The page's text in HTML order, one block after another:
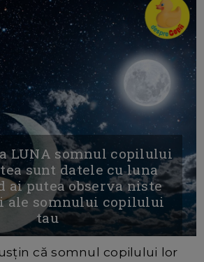
LUNA somnul copilului
sunt datele cu luna
ai putea observa niste
ale somnului copilului
tau
că somnul copilului lor